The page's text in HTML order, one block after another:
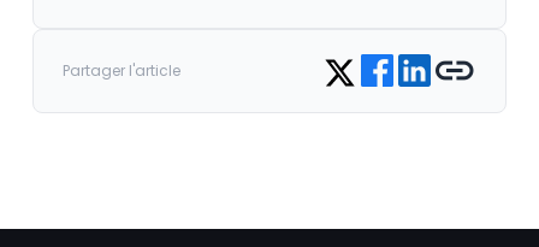
Partager l'article Share on Twitter
Share on Facebook
Share on LinkedIn
Copy link